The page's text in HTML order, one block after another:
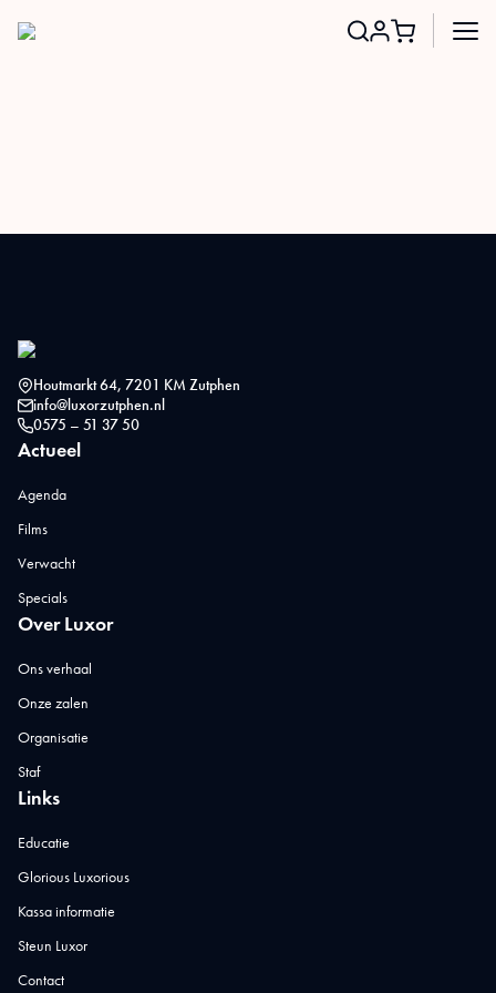
Houtmarkt 64, 7201 KM Zutphen
info@luxorzutphen.nl
0575 – 51 37 50
Actueel
Agenda
Films
Verwacht
Specials
Over Luxor
Ons verhaal
Onze zalen
Organisatie
Staf
Links
Educatie
Glorious Luxorious
Kassa informatie
Steun Luxor
Contact